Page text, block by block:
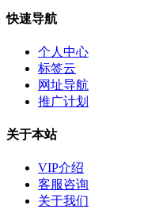
快速导航
个人中心
标签云
网址导航
推广计划
关于本站
VIP介绍
客服咨询
关于我们